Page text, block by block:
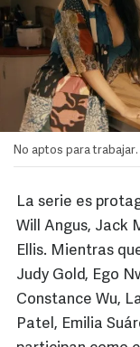
No aptos para trabajar.
La serie es
Will Angus, Jack
Ellis. Mientras
Judy Gold, Ego
Constance Wu,
Patel, Emilia